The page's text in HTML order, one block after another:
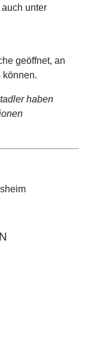
unter
geöffnet, an
können.
haben